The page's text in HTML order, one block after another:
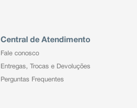
Central de Atendimento
Fale conosco
Entregas, Trocas e Devoluções
Perguntas Frequentes